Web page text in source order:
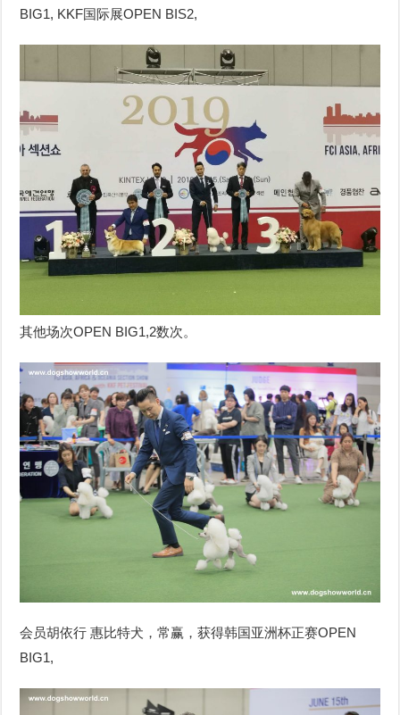
BIG1, KKF国际展OPEN BIS2,
其他场次OPEN BIG1,2数次。
会员胡依行 惠比特犬，常赢，获得韩国亚洲杯正赛OPEN
BIG1,